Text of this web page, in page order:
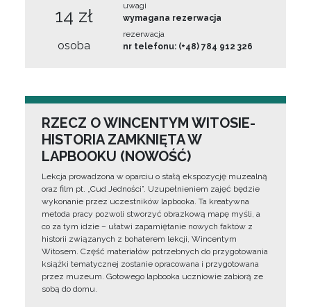
14 zł
osoba
uwagi
wymagana rezerwacja
rezerwacja
nr telefonu: (+48) 784 912 326
RZECZ O WINCENTYM WITOSIE-
HISTORIA ZAMKNIĘTA W
LAPBOOKU (NOWOŚĆ)
Lekcja prowadzona w oparciu o stałą ekspozycję muzealną
oraz film pt. „Cud Jedności”. Uzupełnieniem zajęć będzie
wykonanie przez uczestników lapbooka. Ta kreatywna
metoda pracy pozwoli stworzyć obrazkową mapę myśli, a
co za tym idzie – ułatwi zapamiętanie nowych faktów z
historii związanych z bohaterem lekcji, Wincentym
Witosem. Część materiałów potrzebnych do przygotowania
książki tematycznej zostanie opracowana i przygotowana
przez muzeum. Gotowego lapbooka uczniowie zabiorą ze
sobą do domu.